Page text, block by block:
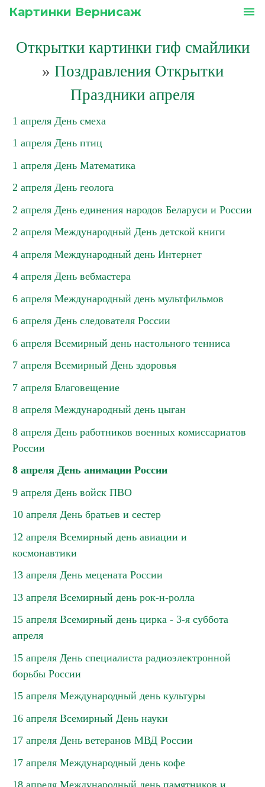
Картинки Вернисаж menu
Открытки картинки гиф смайлики
» Поздравления Открытки
Праздники апреля
1 апреля День смеха
1 апреля День птиц
1 апреля День Математика
2 апреля День геолога
2 апреля День единения народов Беларуси и России
2 апреля Международный День детской книги
4 апреля Международный день Интернет
4 апреля День вебмастера
6 апреля Международный день мультфильмов
6 апреля День следователя России
6 апреля Всемирный день настольного тенниса
7 апреля Всемирный День здоровья
7 апреля Благовещение
8 апреля Международный день цыган
8 апреля День работников военных комиссариатов
России
8 апреля День анимации России
9 апреля День войск ПВО
10 апреля День братьев и сестер
12 апреля Всемирный день авиации и
космонавтики
13 апреля День мецената России
13 апреля Всемирный день рок-н-ролла
15 апреля Всемирный день цирка - 3-я суббота
апреля
15 апреля День специалиста радиоэлектронной
борьбы России
15 апреля Международный день культуры
16 апреля Всемирный День науки
17 апреля День ветеранов МВД России
17 апреля Международный день кофе
18 апреля Международный день памятников и